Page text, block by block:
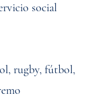
social
rugby, fútbol,